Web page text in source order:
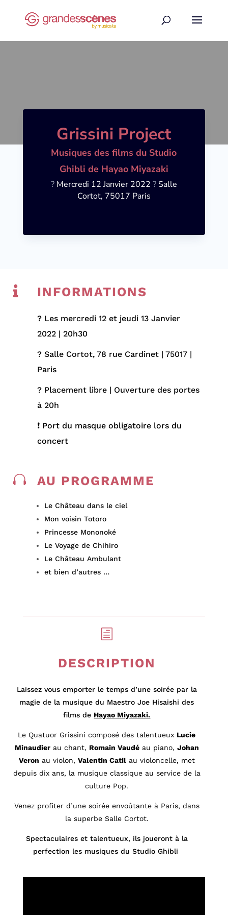
Grissini Project
Musiques des films du Studio
Ghibli de Hayao Miyazaki
? Mercredi 12 Janvier 2022 ? Salle
Cortot, 75017 Paris
 INFORMATIONS
?Les mercredi 12 et jeudi 13 Janvier
2022 | 20h30
? Salle Cortot, 78 rue Cardinet | 75017 |
Paris
? Placement libre | Ouverture des portes
à 20h
❗ Port du masque obligatoire lors du
concert
 AU PROGRAMME
Le Château dans le ciel
Mon voisin Totoro
Princesse Mononoké
Le Voyage de Chihiro
Le Château Ambulant
et bien d’autres …
h
DESCRIPTION
Laissez vous emporter le temps d’une soirée par la
magie de la musique du Maestro Joe Hisaishi des
films de Hayao Miyazaki.
Le Quatuor Grissini composé des talentueux Lucie
Minaudierau chant, Romain Vaudéau piano, Johan
Veron au violon, Valentin Catilau violoncelle, met
depuis dix ans, la musique classique au service de la
culture Pop.
Venez profiter d’une soirée envoûtante à Paris, dans
la superbe Salle Cortot.
Spectaculaires et talentueux, ils joueront à la
perfection les musiques du Studio Ghibli